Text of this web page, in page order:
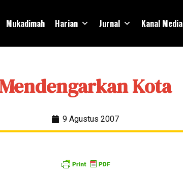
Mukadimah Harian Jurnal Kanal Media
Kota
9 Agustus 2007